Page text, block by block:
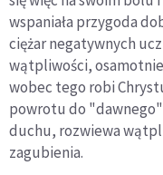
wspaniała przygoda
ciężar negatywnych
wątpliwości,
wobec tego robi
powrotu do "dawnego"
duchu, rozwiewa
zagubienia.